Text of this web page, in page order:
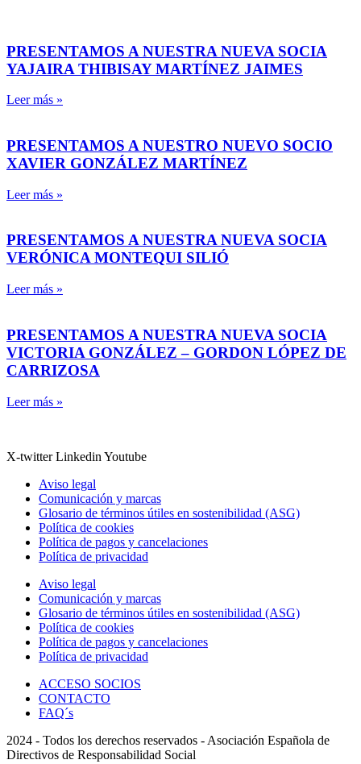
PRESENTAMOS A NUESTRA NUEVA SOCIA
YAJAIRA THIBISAY MARTÍNEZ JAIMES
Leer más »
PRESENTAMOS A NUESTRO NUEVO SOCIO
XAVIER GONZÁLEZ MARTÍNEZ
Leer más »
PRESENTAMOS A NUESTRA NUEVA SOCIA
VERÓNICA MONTEQUI SILIÓ
Leer más »
PRESENTAMOS A NUESTRA NUEVA SOCIA
VICTORIA GONZÁLEZ – GORDON LÓPEZ DE
CARRIZOSA
Leer más »
X-twitter Linkedin Youtube
Aviso legal
Comunicación y marcas
Glosario de términos útiles en sostenibilidad (ASG)
Política de cookies
Política de pagos y cancelaciones
Política de privacidad
Aviso legal
Comunicación y marcas
Glosario de términos útiles en sostenibilidad (ASG)
Política de cookies
Política de pagos y cancelaciones
Política de privacidad
ACCESO SOCIOS
CONTACTO
FAQ´s
2024 - Todos los derechos reservados - Asociación Española de
Directivos de Responsabilidad Social